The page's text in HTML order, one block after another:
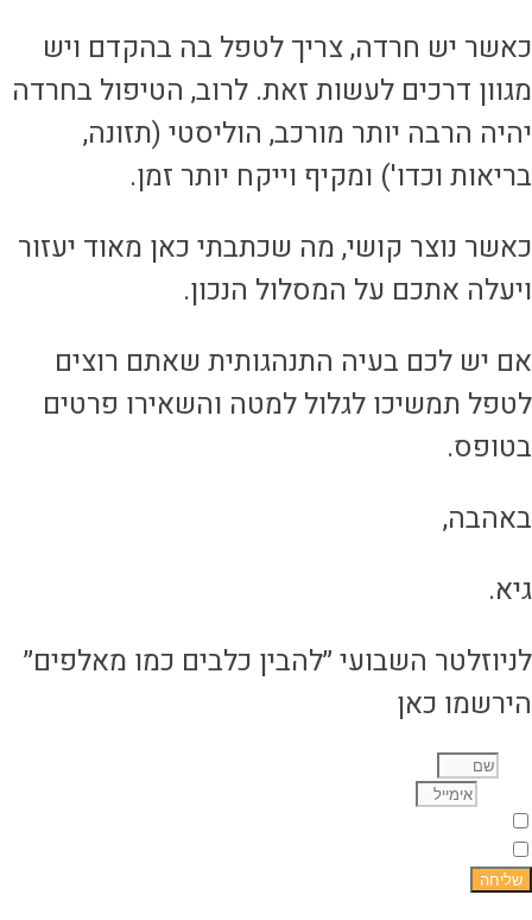
יש חרדה, צריך לטפל בה בהקדם ויש
דרכים לעשות זאת. לרוב, הטיפול בחרדה
הרבה יותר מורכב, הוליסטי (תזונה,
וכדו') ומקיף וייקח יותר זמן.
נוצר קושי, מה שכתבתי כאן מאוד יעזור
אתכם על המסלול הנכון.
יש לכם בעיה התנהגותית שאתם רוצים
תמשיכו לגלול למטה והשאירו פרטים
השבועי ״להבין כלבים כמו מאלפים״
כאן
שליחה